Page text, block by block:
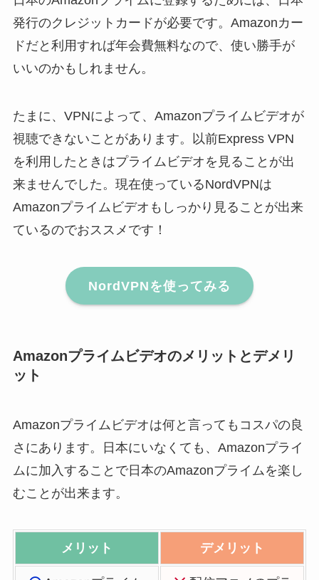
発行のクレジットカードが必要です。Amazonカー
ドだと利用すれば年会費無料なので、使い勝手が
いいのかもしれません。
たまに、VPNによって、Amazonプライムビデオが
視聴できないことがあります。以前Express VPN
を利用したときはプライムビデオを見ることが出
来ませんでした。現在使っているNordVPNは
Amazonプライムビデオもしっかり見ることが出来
ているのでおススメです！
NordVPNを使ってみる
Amazonプライムビデオのメリットとデメリ
ット
Amazonプライムビデオは何と言ってもコスパの良
さにあります。日本にいなくても、Amazonプライ
ムに加入することで日本のAmazonプライムを楽し
むことが出来ます。
メリット デメリット